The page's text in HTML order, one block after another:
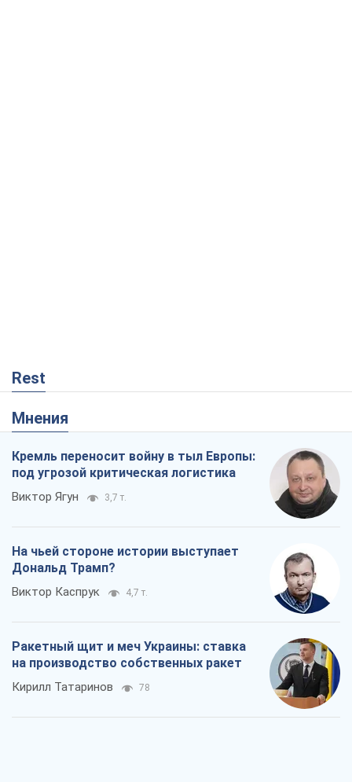
Rest
Мнения
Кремль переносит войну в тыл Европы:
под угрозой критическая логистика
Виктор Ягун 3,7 т.
На чьей стороне истории выступает
Дональд Трамп?
Виктор Каспрук 4,7 т.
Ракетный щит и меч Украины: ставка
на производство собственных ракет
Кирилл Татаринов 78